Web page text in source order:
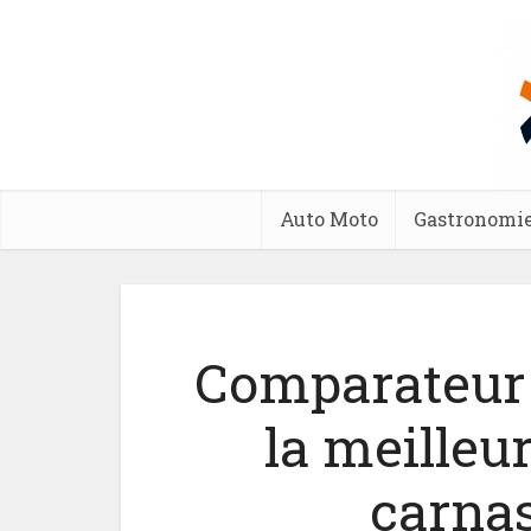
Auto Moto
la